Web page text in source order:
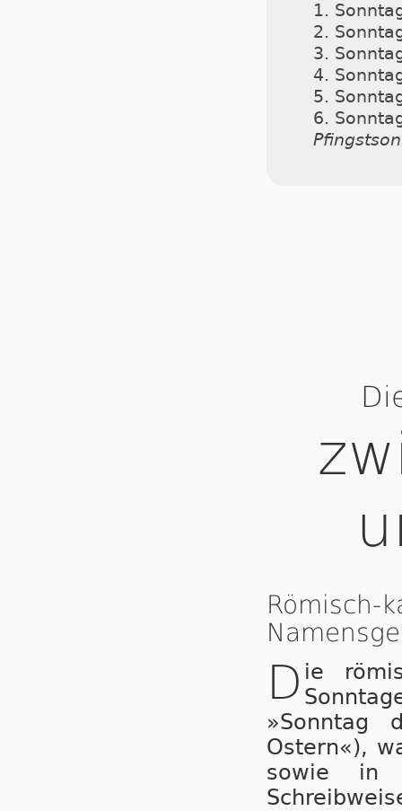
1.
2.
3.
4.
5.
6.
Römisch-
D ie
»Sonntag
Ostern«),
sowie in